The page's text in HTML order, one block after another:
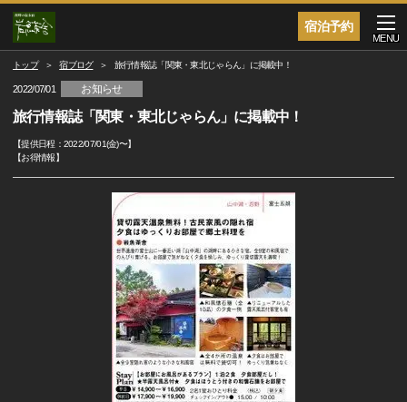
宿泊予約
MENU
トップ 宿ブログ 旅行情報誌「関東・東北じゃらん」に掲載中！
2022/07/01 お知らせ
旅行情報誌「関東・東北じゃらん」に掲載中！
【提供日程： 2022/07/01(金)〜】
【お得情報】